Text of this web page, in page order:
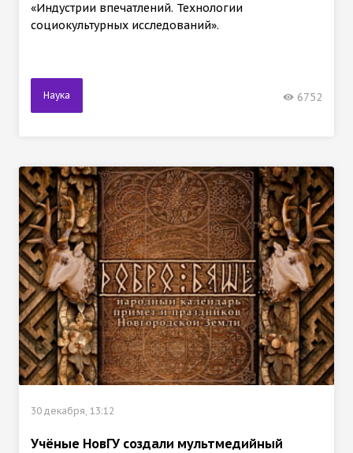
«Индустрии впечатлений. Технологии
социокультурных исследований».
Наука 6752
30 декабря, 13:12
Учёные НовГУ создали мультмедийный